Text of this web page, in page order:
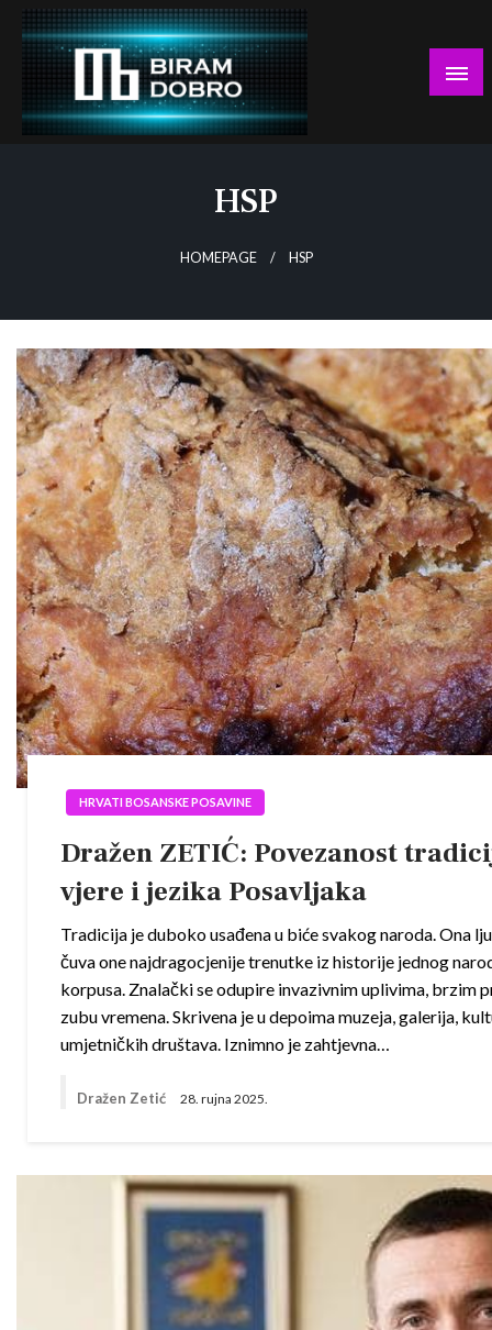
Skip
content
HSP
HOMEPAGE HSP
HRVATI BOSANSKE POSAVINE
Dražen ZETIĆ: Povezanost
vjere i jezika Posavljaka
Tradicija je duboko usađena u biće svakog naroda. Ona
čuva one najdragocjenije trenutke iz historije jednog
korpusa. Znalački se odupire invazivnim uplivima, brzim
zubu vremena. Skrivena je u depoima muzeja, galerija,
umjetničkih društava. Iznimno je zahtjevna…
Dražen Zetić 28. rujna 2025.